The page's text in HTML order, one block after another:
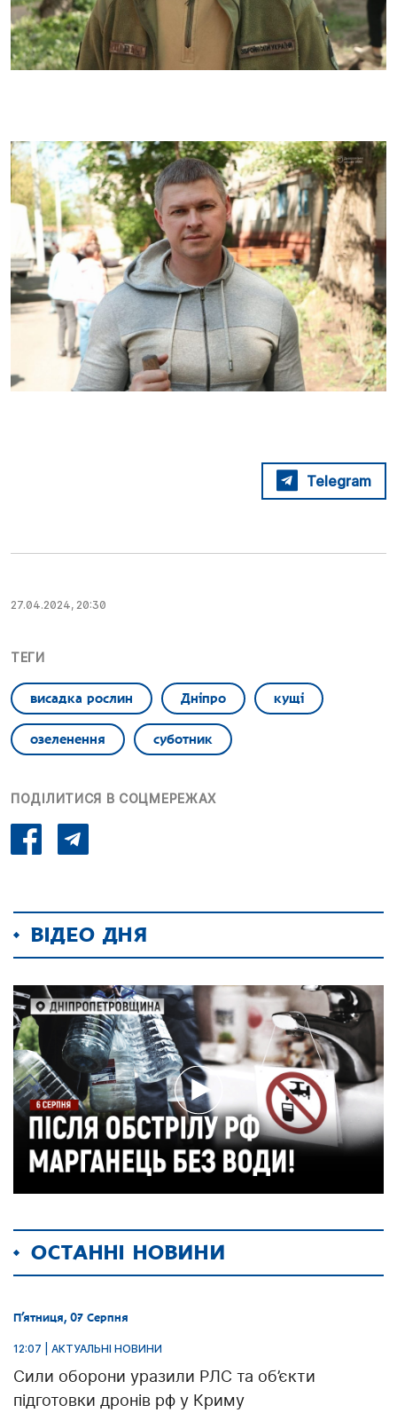
Telegram
27.04.2024, 20:30
ТЕГИ
висадка рослин Дніпро кущі
озеленення суботник
ПОДІЛИТИСЯ В СОЦМЕРЕЖАХ
ВІДЕО ДНЯ
ОСТАННІ НОВИНИ
П’ятниця, 07 Серпня
12:07 | АКТУАЛЬНІ НОВИНИ
Сили оборони уразили РЛС та об’єкти
підготовки дронів рф у Криму